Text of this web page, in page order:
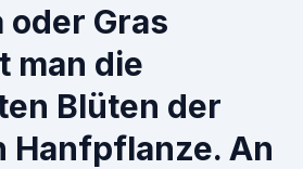
oder Gras
man die
Blüten der
Hanfpflanze. An